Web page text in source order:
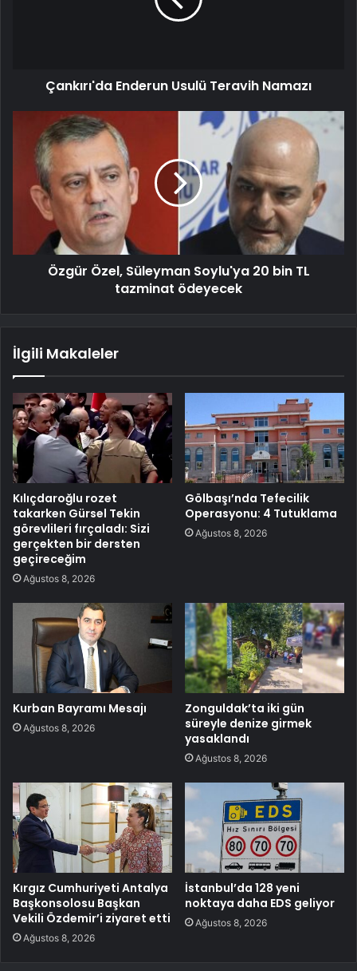
Çankırı'da Enderun Usulü Teravih Namazı
Özgür Özel, Süleyman Soylu'ya 20 bin TL
tazminat ödeyecek
İlgili Makaleler
Kılıçdaroğlu rozet
takarken Gürsel Tekin
görevlileri fırçaladı: Sizi
gerçekten bir dersten
geçireceğim
Ağustos 8, 2026
Gölbaşı’nda Tefecilik
Operasyonu: 4 Tutuklama
Ağustos 8, 2026
Kurban Bayramı Mesajı
Ağustos 8, 2026
Zonguldak’ta iki gün
süreyle denize girmek
yasaklandı
Ağustos 8, 2026
Kırgız Cumhuriyeti Antalya
Başkonsolosu Başkan
Vekili Özdemir’i ziyaret etti
Ağustos 8, 2026
İstanbul’da 128 yeni
noktaya daha EDS geliyor
Ağustos 8, 2026